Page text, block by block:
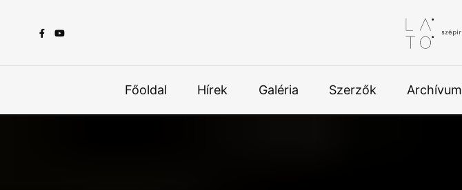
Főoldal Hírek Galéria Szerzők Archívum